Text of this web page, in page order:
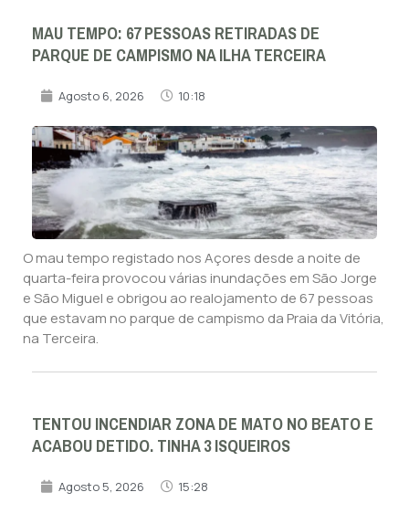
MAU TEMPO: 67 PESSOAS RETIRADAS DE
PARQUE DE CAMPISMO NA ILHA TERCEIRA
Agosto 6, 2026 10:18
O mau tempo registado nos Açores desde a noite de
quarta-feira provocou várias inundações em São Jorge
e São Miguel e obrigou ao realojamento de 67 pessoas
que estavam no parque de campismo da Praia da Vitória,
na Terceira.
TENTOU INCENDIAR ZONA DE MATO NO BEATO E
ACABOU DETIDO. TINHA 3 ISQUEIROS
Agosto 5, 2026 15:28